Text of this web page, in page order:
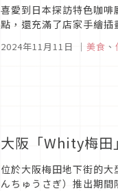
喜愛到日本探訪特色咖
點，還充滿了店家手繪
2024年11月11日 ｜ 美食 、
大阪「Whity梅田
位於大阪梅田地下街的
んちゅうさぎ）推出期